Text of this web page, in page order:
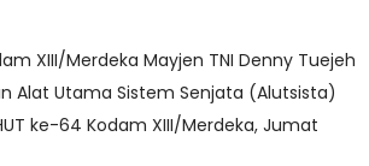
XIII/Merdeka Mayjen TNI Denny Tuejeh
Alat Utama Sistem Senjata (Alutsista)
ke-64 Kodam XIII/Merdeka, Jumat